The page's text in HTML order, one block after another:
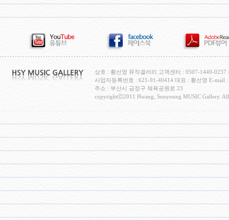
상호 : 황선영 뮤직갤러리 고객센터 : 0507-1440-0237
사업자등록번호 : 621-91-40414 대표 : 황선영 E-mail :
주소 : 부산시 금정구 체육공원로 23
copyrightⓒ2011 Hwang, Sunyoung MUSIC Gallery. All